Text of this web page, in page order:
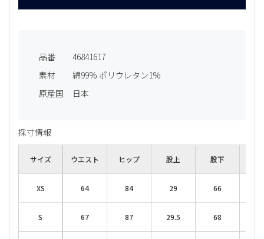
品番
46841617
素材
綿99% ポリウレタン1%
原産国
日本
採寸情報
サイズ ウエスト ヒップ 股上 股下
XS 64 84 29 66
S 67 87 29.5 68